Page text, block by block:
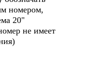
номером,
20"
не имеет